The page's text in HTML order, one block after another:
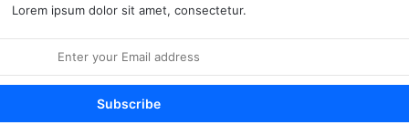
Lorem ipsum dolor sit amet, consectetur.